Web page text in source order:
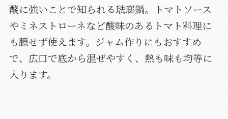
酸に強いことで知られる琺瑯鍋。トマトソース
やミネストローネなど酸味のあるトマト料理に
も臆せず使えます。ジャム作りにもおすすめ
で、広口で底から混ぜやすく、熱も味も均等に
入ります。